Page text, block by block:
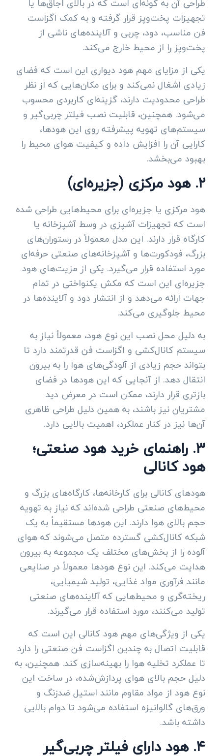
طراحی آن به گونه‌ای است که در بالای اجاق‌ها یا
تجهیزات پخت‌وپز قرار گرفته و به کمک اگزاست
فن مناسب، دود، چربی و آلاینده‌های ناشی از
پخت‌وپز را از محیط خارج می‌کند.
یکی از مزایای مهم هود دیواری این است که فضای
زیادی اشغال نمی‌کند و برای مکان‌هایی که از نظر
طراحی محدودیت دارند، گزینه‌ای کاربردی محسوب
می‌شود. همچنین، قابلیت نصب فیلتر چربی‌گیر و
سیستم‌های تهویه پیشرفته روی این هودها،
کارایی آن را افزایش داده و کیفیت هوای محیط را
بهبود می‌بخشد.
۲. هود مرکزی (جزیره‌ای)
هود مرکزی یا جزیره‌ای برای محیط‌هایی طراحی شده
است که تجهیزات آشپزی در وسط آشپزخانه یا
کارگاه قرار دارند. این مدل معمولاً در رستوران‌های
بزرگ، فودکورت‌ها و آشپزخانه‌های صنعتی حرفه‌ای
مورد استفاده قرار می‌گیرد. یکی از مزیت‌های هود
جزیره‌ای این است که مکش یکنواختی در تمام
جهات ارائه می‌دهد و از انتشار دود و آلاینده‌ها در
محیط جلوگیری می‌کند.
به دلیل محل نصب این نوع هود، معمولاً نیاز به
سیستم کانال‌کشی و اگزاست فن قدرتمند دارد تا
بتواند حجم زیادی از آلودگی‌های هوا را به بیرون
انتقال دهد. از آنجایی که این هودها در فضای
بازتری قرار دارند، ممکن است در معرض دید
مشتریان نیز باشند، به همین دلیل طراحی ظاهری
آن‌ها نیز در کنار عملکرد، اهمیت بالایی دارد.
۳. راهنمای خرید هود صنعتی؛
هود کانالی
هودهای کانالی برای کارخانه‌ها، کارگاه‌های بزرگ و
محیط‌های صنعتی طراحی شده‌اند که نیاز به تهویه
حجم بالای هوا دارند. این هودها مستقیماً به یک
شبکه کانال‌کشی گسترده متصل می‌شوند که هوای
آلوده را از بخش‌های مختلف یک مجموعه به بیرون
هدایت می‌کند. این نوع هودها معمولاً در صنایعی
مانند فرآوری مواد غذایی، تولید شیمیایی،
ریخته‌گری و محیط‌هایی که آلاینده‌های صنعتی
تولید می‌کنند، مورد استفاده قرار می‌گیرند.
یکی از ویژگی‌های مهم هود کانالی این است که
قابلیت اتصال به چندین اگزاست فن صنعتی را دارد
تا عملکرد تخلیه هوا را بهینه‌سازی کند. همچنین، به
دلیل حجم بالای هوای پردازش‌شده، در ساخت این
نوع هود از مواد مقاوم مانند استیل ضدزنگ و
ورق‌های گالوانیزه استفاده می‌شود تا دوام بالایی
داشته باشد.
۴. هود دارای فیلتر چربی‌گیر